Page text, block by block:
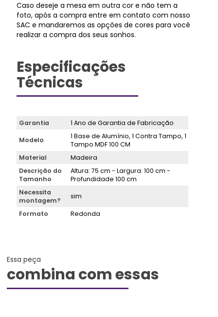
Caso deseje a mesa em outra cor e não tem a
foto, após a compra entre em contato com nosso
SAC e mandaremos as opções de cores para você
realizar a compra dos seus sonhos.
Especificações
Técnicas
Garantia 1 Ano de Garantia de Fabricação
Modelo
1 Base de Alumínio, 1 Contra Tampo, 1
Tampo MDF 100 CM
Material
Madeira
Descrição do
Tamanho
Altura: 75 cm - Largura: 100 cm -
Profundidade 100 cm
Necessita
montagem?
sim
Formato Redonda
Essa peça
combina com essas